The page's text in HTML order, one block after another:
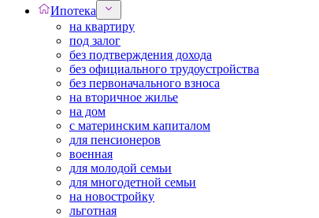
Ипотека
на квартиру
под залог
без подтверждения дохода
без официального трудоустройства
без первоначального взноса
на вторичное жилье
на дом
с материнским капиталом
для пенсионеров
военная
для молодой семьи
для многодетной семьи
на новостройку
льготная